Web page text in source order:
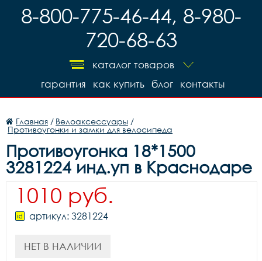
8-800-775-46-44, 8-980-
720-68-63
каталог товаров
контакты
блог
как купить
гарантия
Главная / Велоаксессуары /
Противоугонки и замки для велосипеда
Противоугонка 18*1500
3281224 инд.уп в Краснодаре
1010 руб.
артикул: 3281224
НЕТ В НАЛИЧИИ